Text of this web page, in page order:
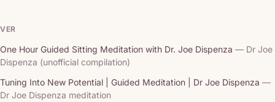
VER
One Hour Guided Sitting Meditation with Dr. Joe Dispenza — Dr Joe
Dispenza (unofficial compilation)
Tuning Into New Potential | Guided Meditation | Dr Joe Dispenza —
Dr Joe Dispenza meditation